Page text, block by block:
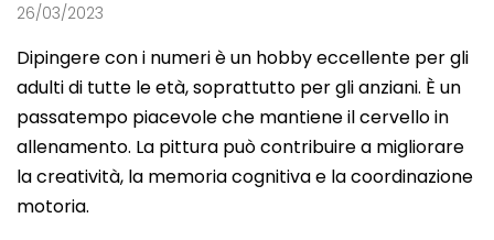
26/03/2023
Dipingere con i numeri è un hobby eccellente per gli
adulti di tutte le età, soprattutto per gli anziani. È un
passatempo piacevole che mantiene il cervello in
allenamento. La pittura può contribuire a migliorare
la creatività, la memoria cognitiva e la coordinazione
motoria.